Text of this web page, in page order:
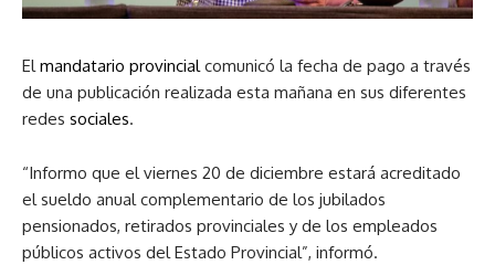
Elmandatario provincialcomunicó la fecha de pago a través
de una publicación realizada esta mañana en sus diferentes
redes sociales.
“Informo que el viernes 20 de diciembre estará acreditado
el sueldo anual complementario de los jubilados
pensionados, retirados provinciales y de los empleados
públicos activos del Estado Provincial”, informó.